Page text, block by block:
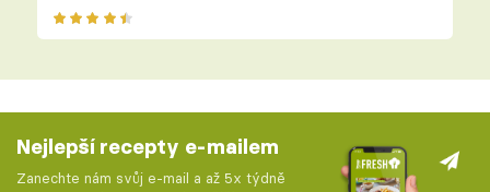
Nejlepší recepty e-mailem
Zanechte nám svůj e-mail a až 5x týdně